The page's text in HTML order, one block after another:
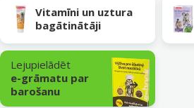
Apakškategorija
Vitamīni un uztura
bagātinātāji
Lejupielādēt
e-grāmatu par
barošanu